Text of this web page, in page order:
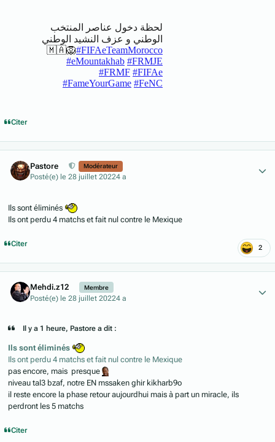
Citer
Pastore Modérateur
Posté(e) le 28 juillet 20224 a
Ils sont éliminés
Ils ont perdu 4 matchs et fait nul contre le Mexique
Citer 2
Mehdi.z12 Membre
Posté(e) le 28 juillet 20224 a
Il y a 1 heure, Pastore a dit :
Ils sont éliminés
Ils ont perdu 4 matchs et fait nul contre le Mexique
pas encore, mais presque
niveau tal3 bzaf, notre EN mssaken ghir kikharb9o
il reste encore la phase retour aujourdhui mais à part un miracle, ils
perdront les 5 matchs
Citer